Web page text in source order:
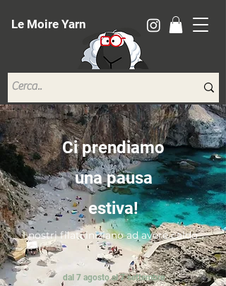
Le Moire Yarn
Ci prendiamo
una pausa
estiva!
I nostri filati iniziano ad avere caldo...
dal 7 agosto al 7 settembre